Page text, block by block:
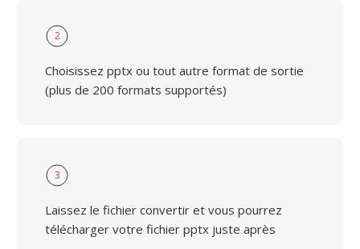
2
Choisissez pptx ou tout autre format de sortie
(plus de 200 formats supportés)
3
Laissez le fichier convertir et vous pourrez
télécharger votre fichier pptx juste après